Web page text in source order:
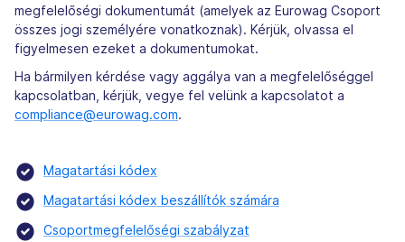
megfelelőségi dokumentumát (amelyek az Eurowag Csoport
összes jogi személyére vonatkoznak). Kérjük, olvassa el
figyelmesen ezeket a dokumentumokat.
Ha bármilyen kérdése vagy aggálya van a megfelelőséggel
kapcsolatban, kérjük, vegye fel velünk a kapcsolatot a
compliance@eurowag.com.
Magatartási kódex
Magatartási kódex beszállítók számára
Csoportmegfelelőségi szabályzat